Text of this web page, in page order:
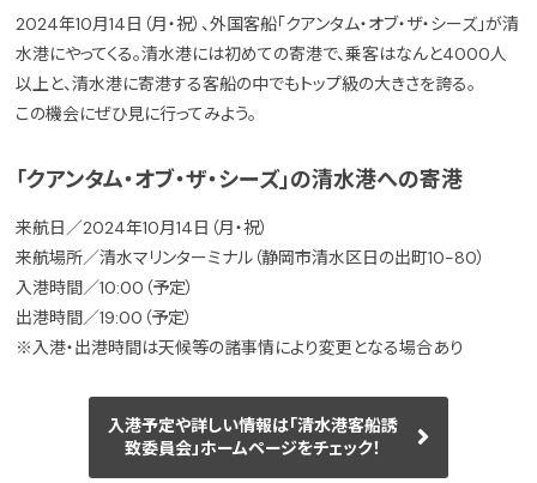
2024年10月14日（月・祝）、外国客船「クアンタム・オブ・ザ・シーズ」が清
水港にやってくる。清水港には初めての寄港で、乗客はなんと4000人
以上と、清水港に寄港する客船の中でもトップ級の大きさを誇る。
この機会にぜひ見に行ってみよう。
「クアンタム・オブ・ザ・シーズ」の清水港への寄港
来航日／2024年10月14日（月・祝）
来航場所／清水マリンターミナル（静岡市清水区日の出町10-80）
入港時間／10:00（予定）
出港時間／19:00（予定）
※入港・出港時間は天候等の諸事情により変更となる場合あり
入港予定や詳しい情報は「清水港客船誘
致委員会」ホームページをチェック！